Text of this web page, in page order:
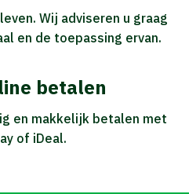
Wij adviseren u graag
en de toepassing ervan.
betalen
en makkelijk betalen met
of iDeal.